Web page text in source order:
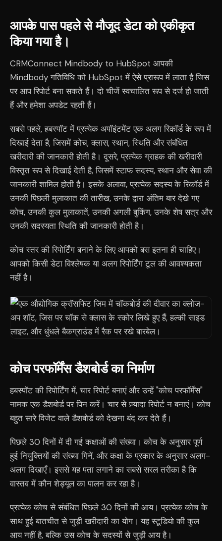
आपके पास पहले से मौजूद डेटा को एकीकृत
किया गया है।
CRMConnect Mindbody to HubSpot आपकी
Mindbody गतिविधि को HubSpot में ऐसे प्रारूप में लाता है जिस
पर आप रिपोर्ट बना सकते हैं। दो चीजें स्वचालित रूप से दर्ज हो जाती
हैं और हमेशा अपडेट रहती हैं।
सबसे पहले, हबस्पॉट में प्रत्येक अपॉइंटमेंट एक अलग रिकॉर्ड के रूप में
दिखाई देता है, जिसमें कोच, क्लास, स्थान, स्थिति और संबंधित
खरीदारी की जानकारी होती है। दूसरे, प्रत्येक ग्राहक की खरीदारी
विस्तृत रूप से दिखाई देती है, जिसमें स्टाफ सदस्य, स्थान और सेवा की
जानकारी शामिल होती है। इसके अलावा, प्रत्येक सदस्य के रिकॉर्ड में
उनकी पिछली मुलाकात की तारीख, उनके द्वारा अंतिम बार देखे गए
कोच, उनकी कुल मुलाकातें, उनकी अगली बुकिंग, उनके शेष सत्र और
उनकी सदस्यता स्थिति की जानकारी होती है।
कोच स्तर की रिपोर्टिंग बनाने के लिए आपको बस इतना ही चाहिए।
आपको किसी डेटा विश्लेषक या अलग रिपोर्टिंग टूल की आवश्यकता
नहीं है।
कोच परफॉर्मेंस डैशबोर्ड का निर्माण
हबस्पॉट की रिपोर्टिंग में, चार रिपोर्ट बनाएं और उन्हें "कोच परफॉर्मेंस"
नामक एक डैशबोर्ड पर पिन करें। चार से ज़्यादा रिपोर्ट न बनाएं। कोच
बहुत सारे विजेट वाले डैशबोर्ड को देखना बंद कर देते हैं।
पिछले 30 दिनों में दी गई कक्षाओं की संख्या। कोच के अनुसार पूर्ण
हुई नियुक्तियों की संख्या गिनें, और कक्षा के प्रकार के अनुसार अलग-
अलग दिखाएँ। इससे यह पता लगाने का सबसे सरल तरीका है कि
वास्तव में कौन शेड्यूल का पालन कर रहा है।
प्रत्येक कोच से संबंधित पिछले 30 दिनों की आय। प्रत्येक कोच के
साथ हुई बातचीत से जुड़ी खरीदारी का योग। यह स्टूडियो की कुल
आय नहीं है, बल्कि उस कोच के सदस्यों से जुड़ी आय है।